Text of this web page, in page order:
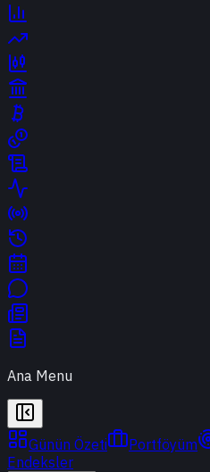
Ana Menu
Günün Özeti Portföyüm
Endeksler